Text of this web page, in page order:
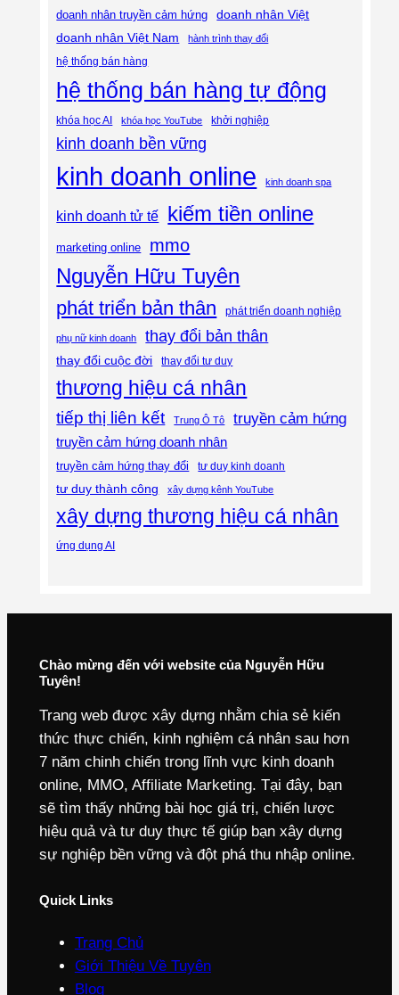
doanh nhân truyền cảm hứng
doanh nhân Việt
doanh nhân Việt Nam
hành trình thay đổi
hệ thống bán hàng
hệ thống bán hàng tự động
khóa học AI khóa học YouTube khởi nghiệp
kinh doanh bền vững
kinh doanh online kinh doanh spa
kinh doanh tử tế kiếm tiền online
marketing online mmo
Nguyễn Hữu Tuyên
phát triển bản thân phát triển doanh nghiệp
phụ nữ kinh doanh thay đổi bản thân
thay đổi cuộc đời thay đổi tư duy
thương hiệu cá nhân
tiếp thị liên kết Trung Ô Tô truyền cảm hứng
truyền cảm hứng doanh nhân
truyền cảm hứng thay đổi tư duy kinh doanh
tư duy thành công xây dựng kênh YouTube
xây dựng thương hiệu cá nhân
ứng dụng AI
Chào mừng đến với website của Nguyễn Hữu
Tuyên!
Trang web được xây dựng nhằm chia sẻ kiến
thức thực chiến, kinh nghiệm cá nhân sau hơn
7 năm chinh chiến trong lĩnh vực kinh doanh
online, MMO, Affiliate Marketing. Tại đây, bạn
sẽ tìm thấy những bài học giá trị, chiến lược
hiệu quả và tư duy thực tế giúp bạn xây dựng
sự nghiệp bền vững và đột phá thu nhập online.
Quick Links
Trang Chủ
Giới Thiệu Về Tuyên
Blog